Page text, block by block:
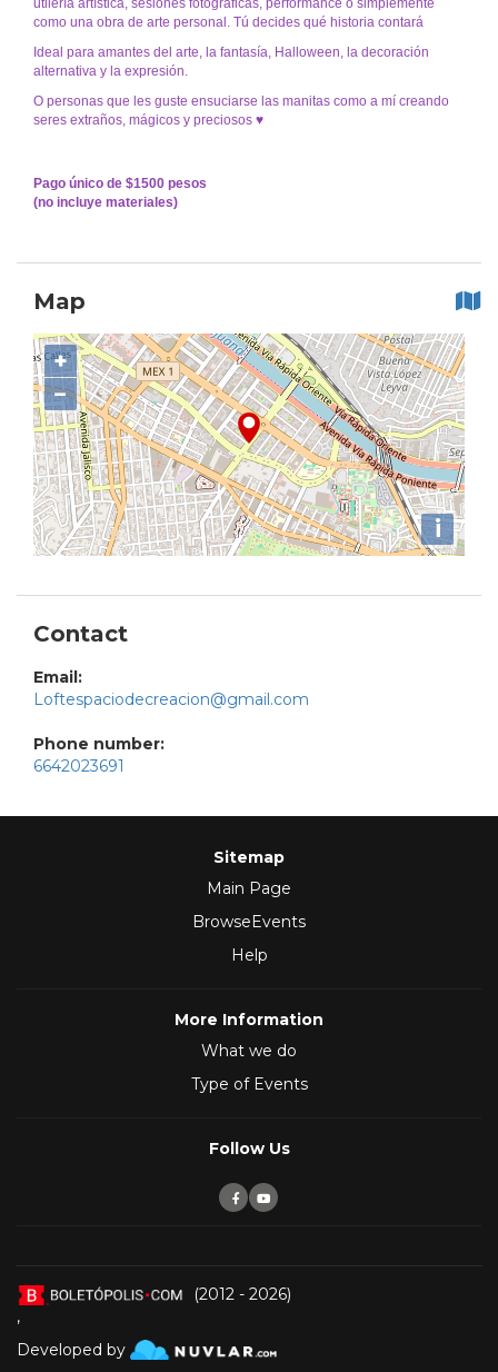
utilería artística, sesiones fotográficas, performance o simplemente
como una obra de arte personal. Tú decides qué historia contará
Ideal para amantes del arte, la fantasía, Halloween, la decoración
alternativa y la expresión.
O personas que les guste ensuciarse las manitas como a mí creando
seres extraños, mágicos y preciosos ♥
Pago único de $1500 pesos
(no incluye materiales)
Map
+
−
i
Contact
Email:
Loftespaciodecreacion@gmail.com
Phone number:
6642023691
Sitemap
Main Page
BrowseEvents
Help
More Information
What we do
Type of Events
Follow Us
(2012 - 2026)
,
Developed by